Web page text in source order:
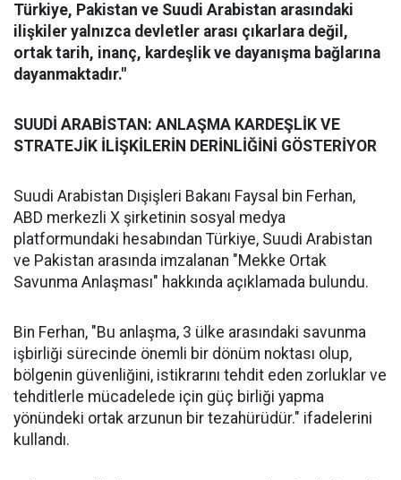
Türkiye, Pakistan ve Suudi Arabistan arasındaki
ilişkiler yalnızca devletler arası çıkarlara değil,
ortak tarih, inanç, kardeşlik ve dayanışma bağlarına
dayanmaktadır."
SUUDİ ARABİSTAN: ANLAŞMA KARDEŞLİK VE
STRATEJİK İLİŞKİLERİN DERİNLİĞİNİ GÖSTERİYOR
Suudi Arabistan Dışişleri Bakanı Faysal bin Ferhan,
ABD merkezli X şirketinin sosyal medya
platformundaki hesabından Türkiye, Suudi Arabistan
ve Pakistan arasında imzalanan "Mekke Ortak
Savunma Anlaşması" hakkında açıklamada bulundu.
Bin Ferhan, "Bu anlaşma, 3 ülke arasındaki savunma
işbirliği sürecinde önemli bir dönüm noktası olup,
bölgenin güvenliğini, istikrarını tehdit eden zorluklar ve
tehditlerle mücadelede için güç birliği yapma
yönündeki ortak arzunun bir tezahürüdür." ifadelerini
kullandı.